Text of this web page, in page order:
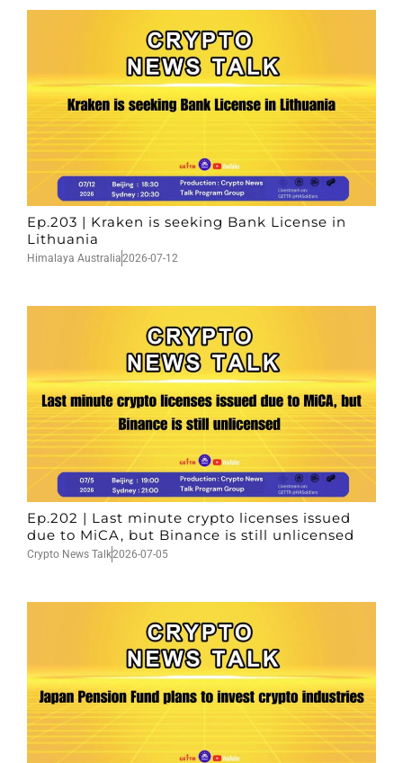
Ep.203 | Kraken is seeking Bank License in
Lithuania
Himalaya Australia2026-07-12
Ep.202 | Last minute crypto licenses issued
due to MiCA, but Binance is still unlicensed
Crypto News Talk2026-07-05